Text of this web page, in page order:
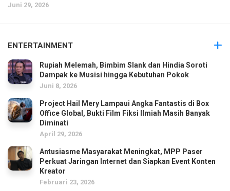
Juni 29, 2026
ENTERTAINMENT
Rupiah Melemah, Bimbim Slank dan Hindia Soroti
Dampak ke Musisi hingga Kebutuhan Pokok
Juni 8, 2026
Project Hail Mery Lampaui Angka Fantastis di Box
Office Global, Bukti Film Fiksi Ilmiah Masih Banyak
Diminati
April 29, 2026
Antusiasme Masyarakat Meningkat, MPP Paser
Perkuat Jaringan Internet dan Siapkan Event Konten
Kreator
Februari 23, 2026